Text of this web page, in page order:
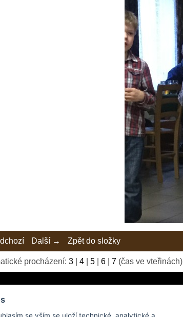
Další → Zpět do složky
procházení:3 |4 |5 |6 |7 (čas ve vteřinách)